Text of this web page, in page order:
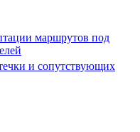
маршрутов под
и сопутствующих